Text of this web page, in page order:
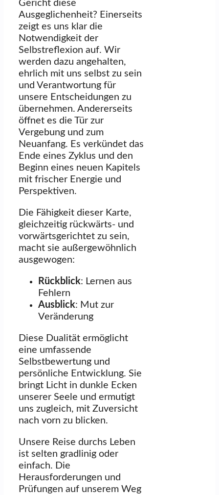
Gericht diese
Ausgeglichenheit? Einerseits
zeigt es uns klar die
Notwendigkeit der
Selbstreflexion auf. Wir
werden dazu angehalten,
ehrlich mit uns selbst zu sein
und Verantwortung für
unsere Entscheidungen zu
übernehmen. Andererseits
öffnet es die Tür zur
Vergebung und zum
Neuanfang. Es verkündet das
Ende eines Zyklus und den
Beginn eines neuen Kapitels
mit frischer Energie und
Perspektiven.
Die Fähigkeit dieser Karte,
gleichzeitig rückwärts- und
vorwärtsgerichtet zu sein,
macht sie außergewöhnlich
ausgewogen:
Rückblick: Lernen aus
Fehlern
Ausblick: Mut zur
Veränderung
Diese Dualität ermöglicht
eine umfassende
Selbstbewertung und
persönliche Entwicklung. Sie
bringt Licht in dunkle Ecken
unserer Seele und ermutigt
uns zugleich, mit Zuversicht
nach vorn zu blicken.
Unsere Reise durchs Leben
ist selten gradlinig oder
einfach. Die
Herausforderungen und
Prüfungen auf unserem Weg